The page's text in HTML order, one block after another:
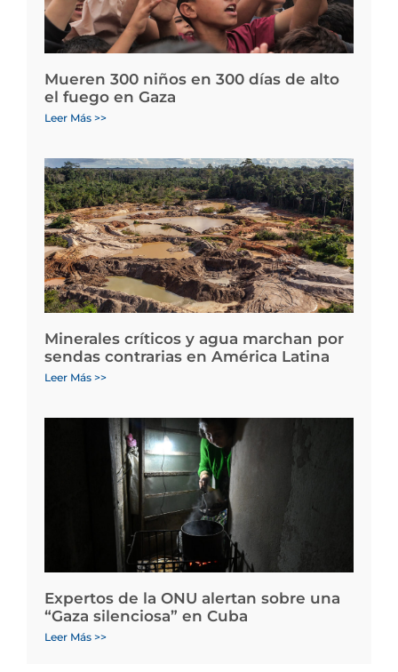
Mueren 300 niños en 300 días de alto
el fuego en Gaza
Leer Más >>
Minerales críticos y agua marchan por
sendas contrarias en América Latina
Leer Más >>
Expertos de la ONU alertan sobre una
“Gaza silenciosa” en Cuba
Leer Más >>